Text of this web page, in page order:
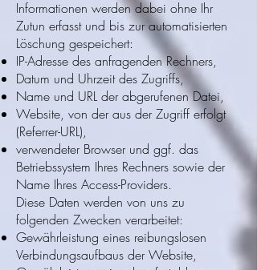
Informationen werden dabei ohne Ihr
Zutun erfasst und bis zur automatisierten
Löschung gespeichert:
IP-Adresse des anfragenden Rechners,
Datum und Uhrzeit des Zugriffs,
Name und URL der abgerufenen Datei,
Website, von der aus der Zugriff erfolgt
(Referrer-URL),
verwendeter Browser und ggf. das
Betriebssystem Ihres Rechners sowie der
Name Ihres Access-Providers.
Diese Daten werden von uns zu
folgenden Zwecken verarbeitet:
Gewährleistung eines reibungslosen
Verbindungsaufbaus der Website,